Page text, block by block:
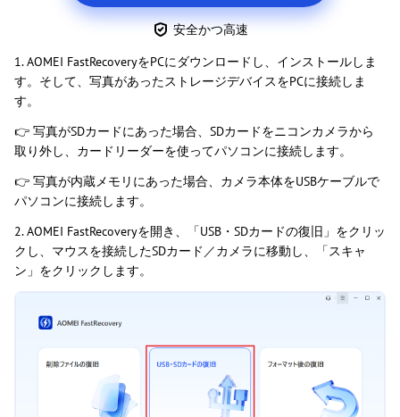
安全かつ高速
1. AOMEI FastRecoveryをPCにダウンロードし、インストールしま
す。そして、写真があったストレージデバイスをPCに接続しま
す。
👉 写真がSDカードにあった場合、SDカードをニコンカメラから
取り外し、カードリーダーを使ってパソコンに接続します。
👉 写真が内蔵メモリにあった場合、カメラ本体をUSBケーブルで
パソコンに接続します。
2. AOMEI FastRecoveryを開き、「USB・SDカードの復旧」をクリッ
クし、マウスを接続したSDカード／カメラに移動し、「スキャ
ン」をクリックします。